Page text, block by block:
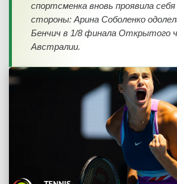
спортсменка вновь проявила
стороны: Арина Соболенко
Бенчич в 1/8 финала Открытого
Австралии.